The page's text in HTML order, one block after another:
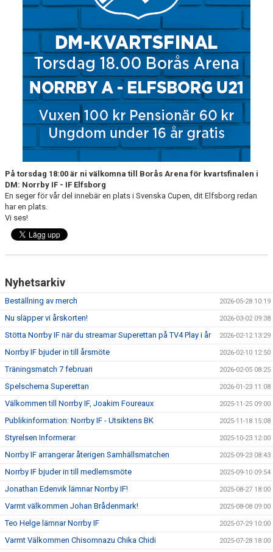
MATCHER
NÄRA NORRBY
VÄRDEGRUND
På torsdag 18:00 är ni välkomna till Borås Arena för kvartsfinalen i
DM: Norrby IF - IF Elfsborg
En seger för vår del innebär en plats i Svenska Cupen, dit Elfsborg redan
har en plats.
Vi ses!
Nyhetsarkiv
Beställning av merch 2026-05-28 10:19
Nu släpper vi årskorten! 2026-03-02 09:38
Stötta Norrby IF när du streamar Superettan på TV4 Play i år 2026-02-12 13:29
Norrby IF bjuder in till årsmöte 2026-02-10 12:50
Träningsmatch 7 februari 2026-02-05 08:25
Spelschema Superettan 2026-01-23 11:08
Välkommen till Norrby IF, Joakim Foureaux 2025-11-25 09:00
Publikinformation: Norrby IF - Utsiktens BK 2025-11-18 15:08
Styrelsen Informerar 2025-10-23 12:00
Norrby IF arrangerar återigen Samhällsmatchen 2025-09-23 08:43
Norrby IF bjuder in till medlemsmöte 2025-09-10 09:54
Jonathan Edenvik lämnar Norrby IF! 2025-08-27 18:00
Varmt välkommen Johan Brådenmark! 2025-08-08 09:00
Teo Helge lämnar Norrby IF 2025-07-29 10:00
Varmt Välkommen Chisomnazu Chika Chidi 2025-07-28 18:00